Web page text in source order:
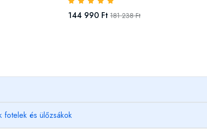
144 990 Ft 181 238 Ft
és ülőzsákok